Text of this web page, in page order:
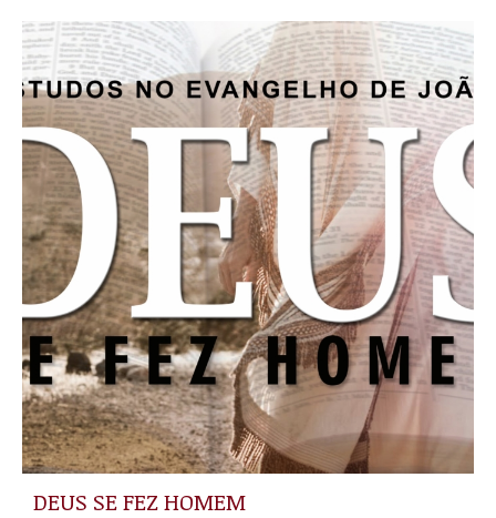
DEUS SE FEZ HOMEM